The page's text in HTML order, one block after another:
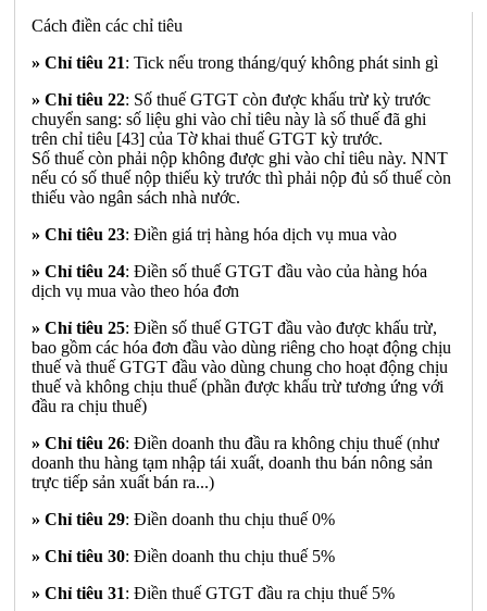
Cách điền các chỉ tiêu
» Chỉ tiêu 21: Tick nếu trong tháng/quý không phát sinh gì
» Chỉ tiêu 22: Số thuế GTGT còn được khấu trừ kỳ trước
chuyển sang: số liệu ghi vào chỉ tiêu này là số thuế đã ghi
trên chỉ tiêu [43] của Tờ khai thuế GTGT kỳ trước.
Số thuế còn phải nộp không được ghi vào chỉ tiêu này. NNT
nếu có số thuế nộp thiếu kỳ trước thì phải nộp đủ số thuế còn
thiếu vào ngân sách nhà nước.
» Chỉ tiêu 23: Điền giá trị hàng hóa dịch vụ mua vào
» Chỉ tiêu 24: Điền số thuế GTGT đầu vào của hàng hóa
dịch vụ mua vào theo hóa đơn
» Chỉ tiêu 25: Điền số thuế GTGT đầu vào được khấu trừ,
bao gồm các hóa đơn đầu vào dùng riêng cho hoạt động chịu
thuế và thuế GTGT đầu vào dùng chung cho hoạt động chịu
thuế và không chịu thuế (phần được khấu trừ tương ứng với
đầu ra chịu thuế)
» Chỉ tiêu 26: Điền doanh thu đầu ra không chịu thuế (như
doanh thu hàng tạm nhập tái xuất, doanh thu bán nông sản
trực tiếp sản xuất bán ra...)
» Chỉ tiêu 29: Điền doanh thu chịu thuế 0%
» Chỉ tiêu 30: Điền doanh thu chịu thuế 5%
» Chỉ tiêu 31: Điền thuế GTGT đầu ra chịu thuế 5%